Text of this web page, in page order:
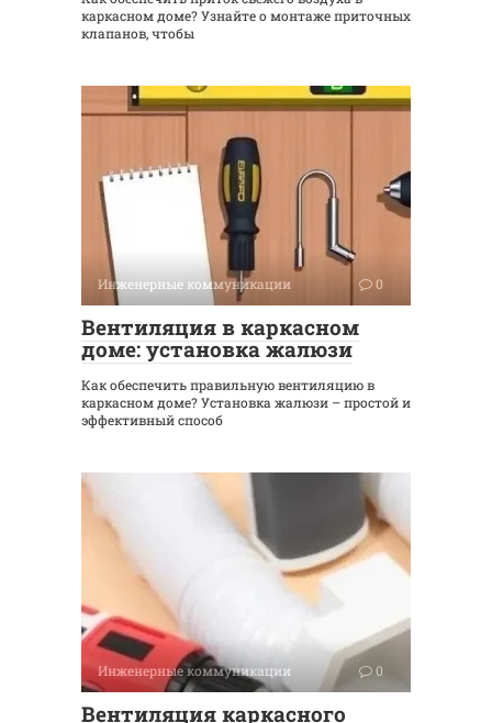
каркасном доме? Узнайте о монтаже приточных
клапанов, чтобы
Инженерные коммуникации 0
Вентиляция в каркасном
доме: установка жалюзи
Как обеспечить правильную вентиляцию в
каркасном доме? Установка жалюзи – простой и
эффективный способ
Инженерные коммуникации 0
Вентиляция каркасного